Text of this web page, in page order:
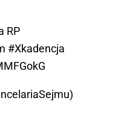
RP
#Xkadencja